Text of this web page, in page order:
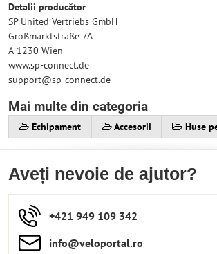
Detalii producător
SP United Vertriebs GmbH
Großmarktstraße 7A
A-1230 Wien
www.sp-connect.de
support@sp-connect.de
Mai multe din categoria
Echipament Accesorii Huse
Aveți nevoie de ajutor?
+421 949 109 342
info​​@veloportal​.ro